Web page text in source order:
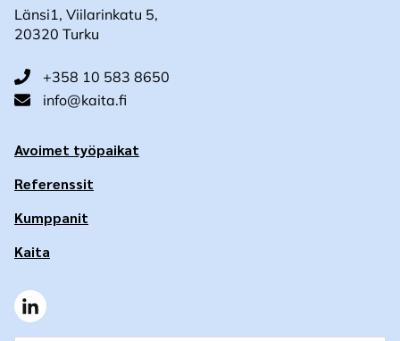
Länsi1, Viilarinkatu 5,
20320 Turku
+358 10 583 8650
info@kaita.fi
Avoimet työpaikat
Referenssit
Kumppanit
Kaita